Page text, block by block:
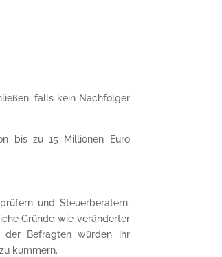
falls kein Nachfolger
bis zu 15 Millionen Euro
und Steuerberatern,
Gründe wie veränderter
der Befragten würden ihr
kümmern.